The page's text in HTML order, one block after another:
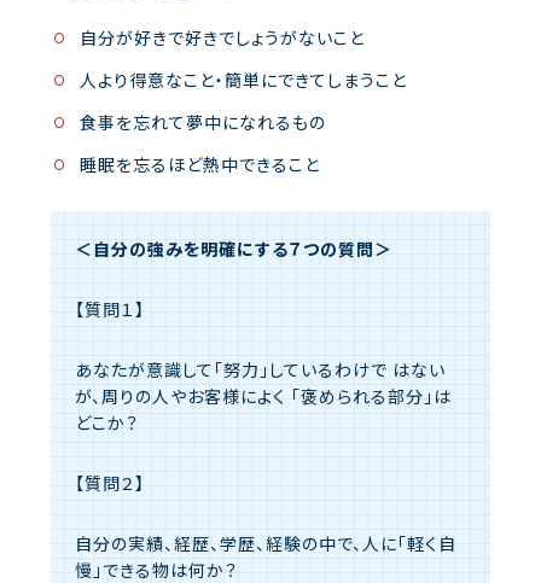
自分が好きで好きでしょうがないこと
人より得意なこと・簡単にできてしまうこと
食事を忘れて夢中になれるもの
睡眠を忘るほど熱中できること
＜自分の強みを明確にする７つの質問＞
【質問１】
あなたが意識して「努力」しているわけで はない
が、周りの人やお客様によく 「褒められる部分」は
どこか？
【質問２】
自分の実績、経歴、学歴、経験の中で、人に「軽く自
慢」できる物は何か？